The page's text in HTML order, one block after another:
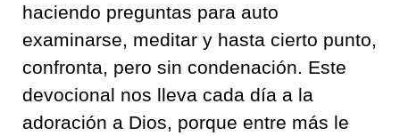
haciendo preguntas para auto
examinarse, meditar y hasta cierto punto,
confronta, pero sin condenación. Este
devocional nos lleva cada día a la
adoración a Dios, porque entre más le